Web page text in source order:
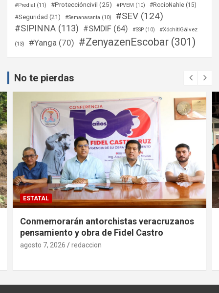
#Predial
(11) #Proteccióncivil (25) #PVEM (10) #RocíoNahle (15)
#Seguridad (21) #Semanasanta (10) #SEV (124)
#SIPINNA (113) #SMDIF (64) #SSP (10) #XóchitlGálvez
(13) #Yanga (70) #ZenyazenEscobar (301)
No te pierdas
ESTATAL
Conmemorarán antorchistas veracruzanos
pensamiento y obra de Fidel Castro
agosto 7, 2026 redaccion